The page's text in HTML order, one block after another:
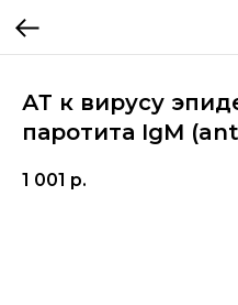
АТ к вирусу
паротита IgM
1 001 р.